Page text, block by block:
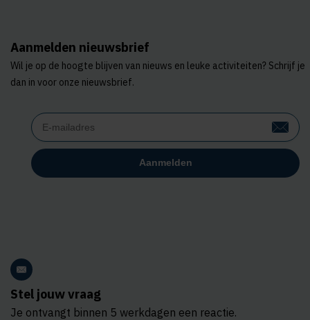
Aanmelden nieuwsbrief
Wil je op de hoogte blijven van nieuws en leuke activiteiten? Schrijf je
dan in voor onze nieuwsbrief.
Stel jouw vraag
Je ontvangt binnen 5 werkdagen een reactie.